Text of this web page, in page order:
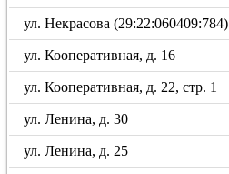
ул. Некрасова (29:22:060409:784)
ул. Кооперативная, д. 16
ул. Кооперативная, д. 22, стр. 1
ул. Ленина, д. 30
ул. Ленина, д. 25